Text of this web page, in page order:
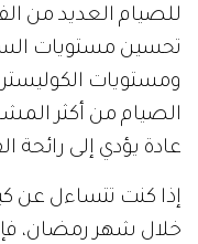
للصيام العديد من
تحسين مستويات
ومستويات
الصيام من أكثر
عادة يؤدي إلى رائحة
إذا كنت تتساءل عن
خلال شهر رمضان،